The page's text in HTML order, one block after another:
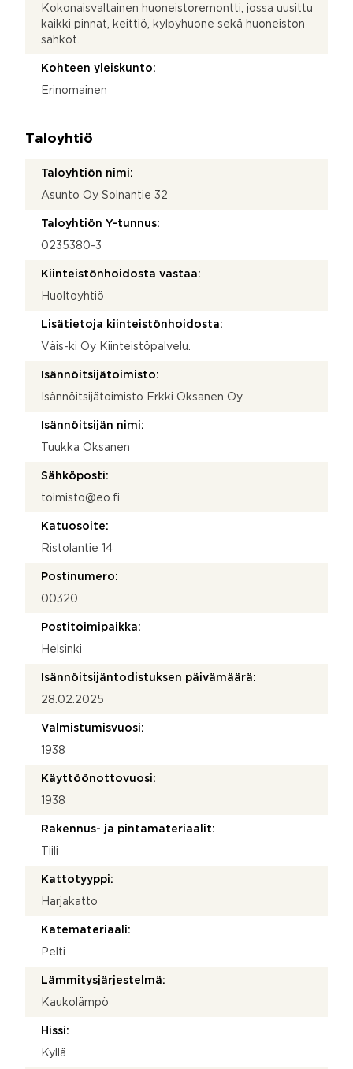
Kokonaisvaltainen huoneistoremontti, jossa uusittu
kaikki pinnat, keittiö, kylpyhuone sekä huoneiston
sähköt.
Kohteen yleiskunto:
Erinomainen
Taloyhtiö
Taloyhtiön nimi:
Asunto Oy Solnantie 32
Taloyhtiön Y-tunnus:
0235380-3
Kiinteistönhoidosta vastaa:
Huoltoyhtiö
Lisätietoja kiinteistönhoidosta:
Väis-ki Oy Kiinteistöpalvelu.
Isännöitsijätoimisto:
Isännöitsijätoimisto Erkki Oksanen Oy
Isännöitsijän nimi:
Tuukka Oksanen
Sähköposti:
toimisto@eo.fi
Katuosoite:
Ristolantie 14
Postinumero:
00320
Postitoimipaikka:
Helsinki
Isännöitsijäntodistuksen päivämäärä:
28.02.2025
Valmistumisvuosi:
1938
Käyttöönottovuosi:
1938
Rakennus- ja pintamateriaalit:
Tiili
Kattotyyppi:
Harjakatto
Katemateriaali:
Pelti
Lämmitysjärjestelmä:
Kaukolämpö
Hissi:
Kyllä